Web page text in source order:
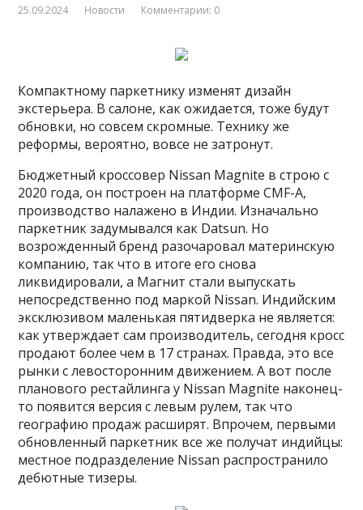
25.09.2024 Новости Комментарии: 0
Компактному паркетнику изменят дизайн
экстерьера. В салоне, как ожидается, тоже будут
обновки, но совсем скромные. Технику же
реформы, вероятно, вовсе не затронут.
Бюджетный кроссовер Nissan Magnite в строю с
2020 года, он построен на платформе CMF-A,
производство налажено в Индии. Изначально
паркетник задумывался как Datsun. Но
возрожденный бренд разочаровал материнскую
компанию, так что в итоге его снова
ликвидировали, а Магнит стали выпускать
непосредственно под маркой Nissan. Индийским
эксклюзивом маленькая пятидверка не является:
как утверждает сам производитель, сегодня кросс
продают более чем в 17 странах. Правда, это все
рынки с левосторонним движением. А вот после
планового рестайлинга у Nissan Magnite наконец-
то появится версия с левым рулем, так что
географию продаж расширят. Впрочем, первыми
обновленный паркетник все же получат индийцы:
местное подразделение Nissan распространило
дебютные тизеры.